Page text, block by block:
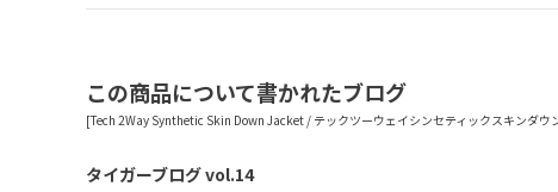
この商品について書かれたブログ
タイガーブログ vol.14